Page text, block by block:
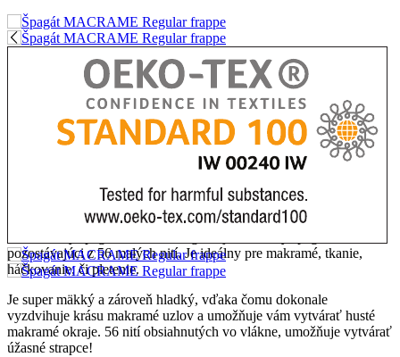
Produktu
pozostávajúci z 56 malých nití. Je ideálny pre makramé, tkanie,
háčkovanie, či pletenie.
Je super mäkký a zároveň hladký, vďaka čomu dokonale
vyzdvihuje krásu makramé uzlov a umožňuje vám vytvárať husté
makramé okraje. 56 nití obsiahnutých vo vlákne, umožňuje vytvárať
úžasné strapce!